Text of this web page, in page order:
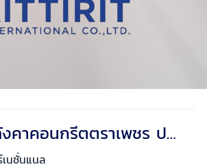
จำหน่ายกระเบื้องหลังคา
กิตติฤทธิ์ อินเตอร์เนชั่นแนล